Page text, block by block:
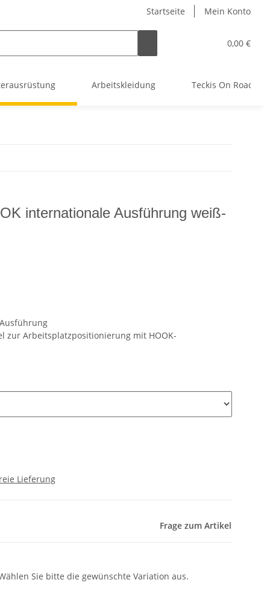
Startseite Mein Konto
0,00 €
Arbeitskleidung Teckis On Road
internationale Ausführung weiß-
zur Arbeitsplatzpositionierung mit HOOK-
Lieferung
Frage zum Artikel
Sie bitte die gewünschte Variation aus.